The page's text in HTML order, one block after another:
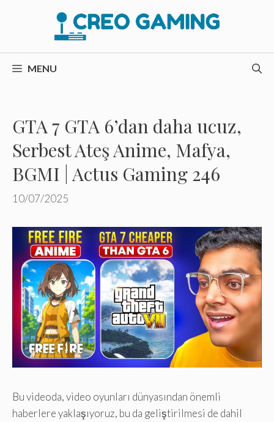
MENU
GTA 7 GTA 6’dan daha ucuz,
Serbest Ateş Anime, Mafya,
BGMI | Actus Gaming 246
10/07/2025
Bu videoda, video oyunları dünyasından önemli
haberlere yaklaşıyoruz, bu da geliştirilmesi de dahil